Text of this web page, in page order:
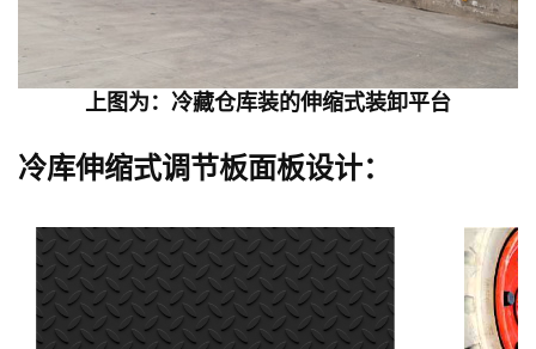
上图为：冷藏仓库装的伸缩式装卸平台
冷库伸缩式调节板面板设计：